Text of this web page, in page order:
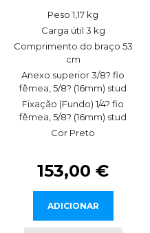
Peso 1,17 kg
Carga útil 3 kg
Comprimento do braço 53
cm
Anexo superior 3/8? fio
fêmea, 5/8? (16mm) stud
Fixação (Fundo) 1/4? fio
fêmea, 5/8? (16mm) stud
Cor Preto
153,00 €
ADICIONAR